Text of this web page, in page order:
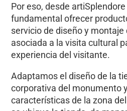
Por eso, desde
fundamental ofrecer
servicio de diseño y montaje
asociada a la visita cultural
experiencia del visitante.
Adaptamos el diseño de la
corporativa del monumento
características de la zona